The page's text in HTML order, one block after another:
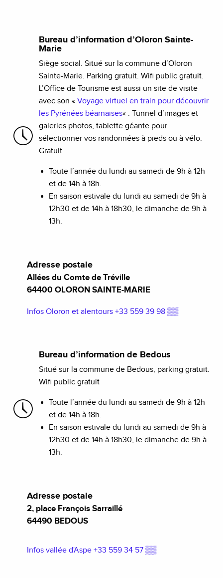
Bureau d’information d’Oloron Sainte-
Marie
Siège social. Situé sur la commune d’Oloron
Sainte-Marie. Parking gratuit. Wifi public gratuit.
L’Office de Tourisme est aussi un site de visite
avec son « Voyage virtuel en train pour découvrir
les Pyrénées béarnaises« . Tunnel d’images et
galeries photos, tablette géante pour
sélectionner vos randonnées à pieds ou à vélo.
Gratuit
Toute l’année du lundi au samedi de 9h à 12h
et de 14h à 18h.
En saison estivale du lundi au samedi de 9h à
12h30 et de 14h à 18h30, le dimanche de 9h à
13h.
Adresse postale
Allées du Comte de Tréville
64400 OLORON SAINTE-MARIE
Infos Oloron et alentours +33 559 39 98 ▒▒
Bureau d’information de Bedous
Situé sur la commune de Bedous, parking gratuit.
Wifi public gratuit
Toute l’année du lundi au samedi de 9h à 12h
et de 14h à 18h.
En saison estivale du lundi au samedi de 9h à
12h30 et de 14h à 18h30, le dimanche de 9h à
13h.
Adresse postale
2, place François Sarraillé
64490 BEDOUS
Infos vallée d'Aspe +33 559 34 57 ▒▒